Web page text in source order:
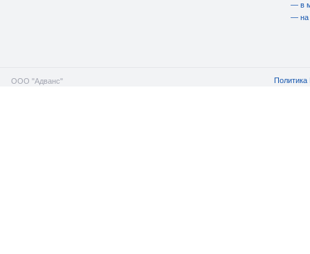
— в
— на
ООО "Адванс" Политика